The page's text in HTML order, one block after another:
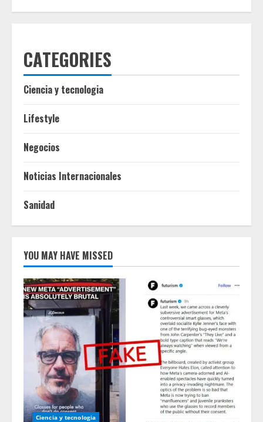
CATEGORIES
Ciencia y tecnologia
Lifestyle
Negocios
Noticias Internacionales
Sanidad
YOU MAY HAVE MISSED
Ciencia y tecnologia